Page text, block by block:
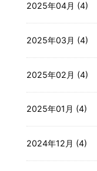
2025年04月 (4)
2025年03月 (4)
2025年02月 (4)
2025年01月 (4)
2024年12月 (4)